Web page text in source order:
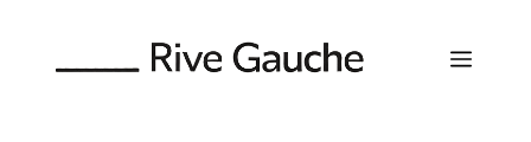
contenu
Menu